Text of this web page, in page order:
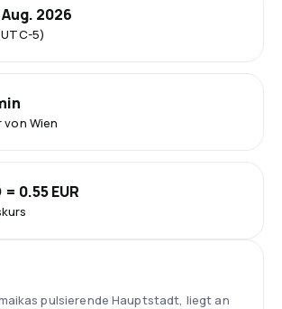
5)
2026
von Wien
= 0.55 EUR
pulsierende Hauptstadt, liegt an